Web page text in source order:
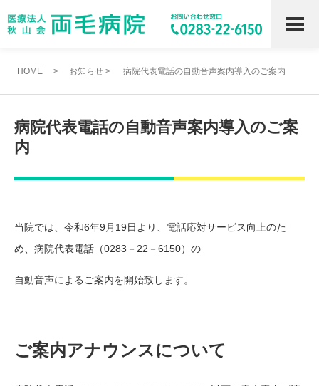
HOME > お知らせ > 病院代表電話の自動音声案内導入のご案内
病院代表電話の自動音声案内導入のご案
内
当院では、令和6年9月19日より、電話応対サービス向上のた
め、病院代表電話（0283－22－6150）の
自動音声によるご案内を開始致します。
ご案内アナウンスについて